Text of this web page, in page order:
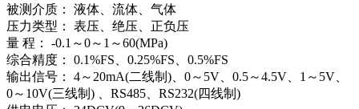
被测介质： 液体、流体、气体
压力类型： 表压、绝压、正负压
量 程： -0.1～0～1～60(MPa)
综合精度： 0.1%FS、0.25%FS、0.5%FS
输出信号： 4～20mA(二线制)、0～5V、0.5～4.5V、1～5V、
0～10V(三线制) 、RS485、RS232(四线制)